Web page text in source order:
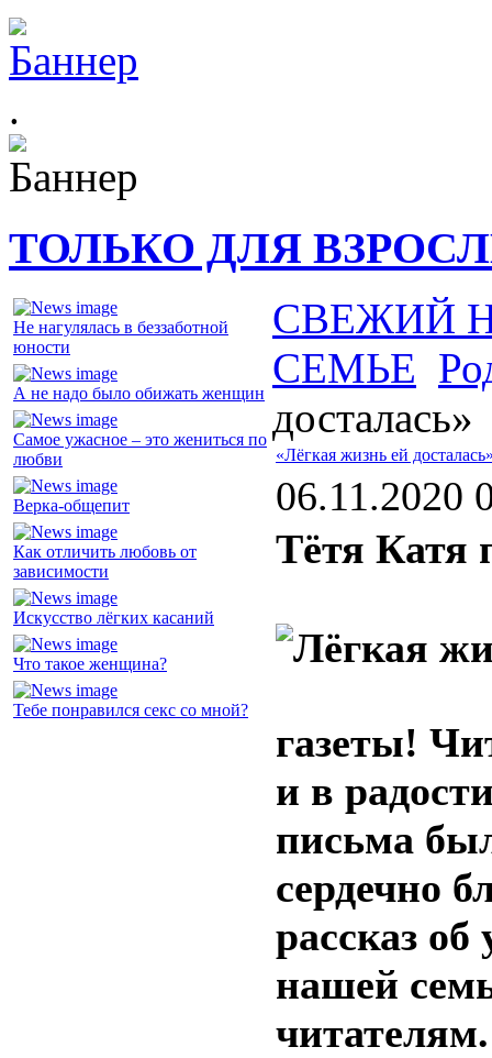
.
ТОЛЬКО ДЛЯ
Не нагулялась в беззаботной
юности
А не надо было обижать женщин
Самое ужасное – это жениться по
любви
Верка-общепит
Как отличить любовь от
зависимости
Искусство лёгких касаний
Что такое женщина?
Тебе понравился секс со мной?
СВЕЖИЙ
СЕМЬЕ
досталась»
«Лёгкая жизнь ей
06.11.2020
Тётя Катя
газеты!
и в
письма
сердечно
рассказ
нашей
читателям.